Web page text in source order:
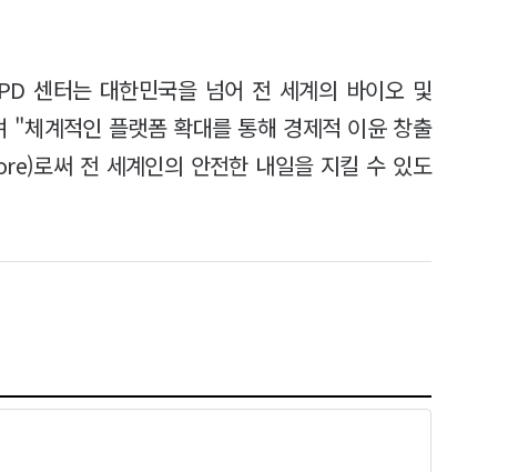
센터는 대한민국을 넘어 전 세계의 바이오 및
"체계적인 플랫폼 확대를 통해 경제적 이윤 창출
로써 전 세계인의 안전한 내일을 지킬 수 있도